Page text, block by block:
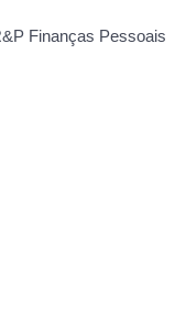
Finanças Pessoais